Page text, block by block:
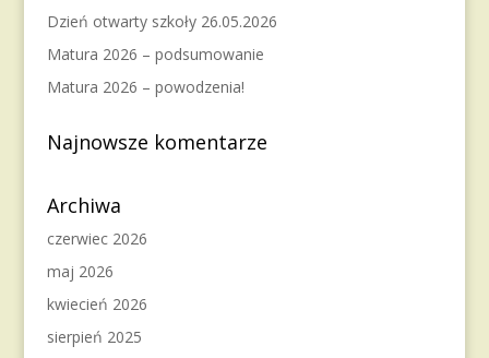
Dzień otwarty szkoły 26.05.2026
Matura 2026 – podsumowanie
Matura 2026 – powodzenia!
Najnowsze komentarze
Archiwa
czerwiec 2026
maj 2026
kwiecień 2026
sierpień 2025